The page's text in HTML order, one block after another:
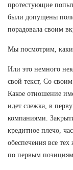
протестующие
были допущены
порадовала своим
Мы посмотрим,
Или это немного
свой текст, Со
Какое отношение
идет слежка, в
компаниями.
кредитное плечо,
обеспечения все
по первым позициям.